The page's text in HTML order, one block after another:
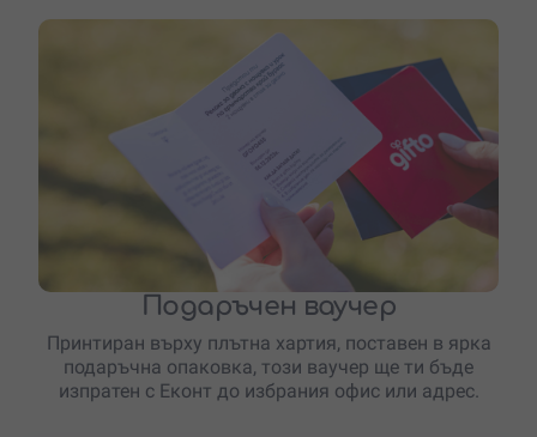
Подаръчен ваучер
Принтиран върху плътна хартия, поставен в ярка
подаръчна опаковка, този ваучер ще ти бъде
изпратен с Еконт до избрания офис или адрес.